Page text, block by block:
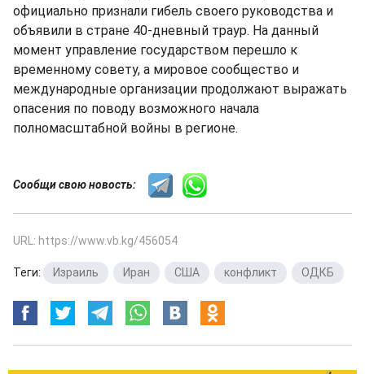
официально признали гибель своего руководства и
объявили в стране 40-дневный траур. На данный
момент управление государством перешло к
временному совету, а мировое сообщество и
международные организации продолжают выражать
опасения по поводу возможного начала
полномасштабной войны в регионе.
Сообщи свою новость:
URL: https://www.vb.kg/456054
Теги: Израиль Иран США конфликт ОДКБ